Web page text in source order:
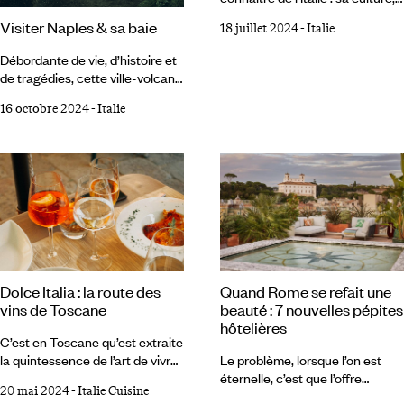
Visiter Naples & sa baie
Débordante de vie, d’histoire et
de tragédies, cette ville-volcan
dévore comme un bon roman.
mythique et ancestrale, ou
Palerme, ville-musée à la
sicilienne. Naples, c’est la
mauvaise fille, l’impétueuse
dont on murmure la mauvaise
réputation. C’est la capitale du
sud qui a traversé les siècles en
préservant son sacré caractère
: éruptif. Pourtant, depuis
quelques années, Naples séduit
16 octobre 2024-Italie
de monuments, de moments
montagneux à sillonner, la
Basilicate, ancienne Lucanie,
révèle ses plus beaux paysages
et une histoire de renaissance.
18 juillet 2024-Italie
Dolce Italia : la route des
vins de Toscane
C’est en Toscane qu’est extraite
la quintessence de l’art de vivre
beaux les paysages, de faire de
20 mai 2024-Italie Cuisine
Quand Rome se refait une
beauté : 7 nouvelles pépites
hôtelières
Le problème, lorsque l’on est
éternelle, c’est que l’offre